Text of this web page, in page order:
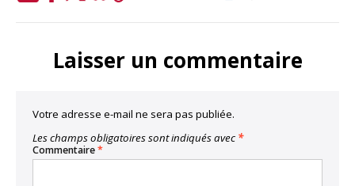
Laisser un commentaire
Votre adresse e-mail ne sera pas publiée.
Les champs obligatoires sont indiqués avec *
Commentaire*